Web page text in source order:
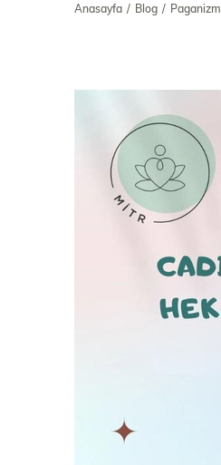
Anasayfa Blog Paganizm